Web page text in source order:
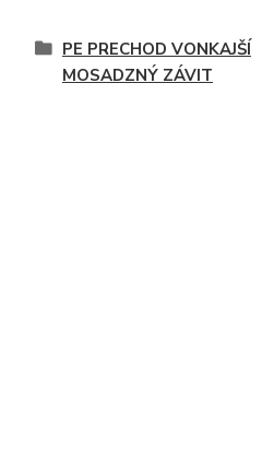
PE PRECHOD VONKAJŠÍ
MOSADZNÝ ZÁVIT